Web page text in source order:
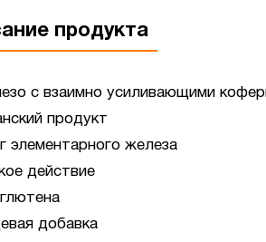
продукта
с взаимно усиливающими
продукт
элементарного железа
действие
добавка